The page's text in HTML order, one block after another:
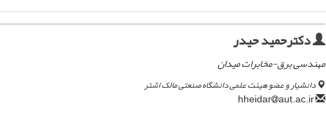
دکترحمید حیدر
مهندسی برق-مخابرات میدان
دانشیار و عضو هیئت علمی دانشگاه صنعتی مالک اشتر
aut.ac.ir